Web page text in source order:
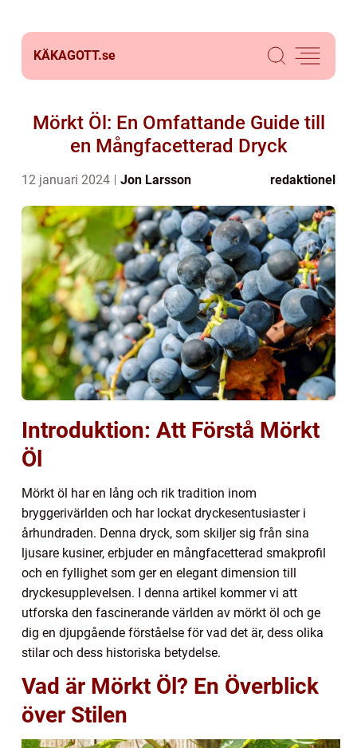
KÄKAGOTT.se
Mörkt Öl: En Omfattande Guide till
en Mångfacetterad Dryck
12 januari 2024 Jon Larsson redaktionel
Introduktion: Att Förstå Mörkt
Öl
Mörkt öl har en lång och rik tradition inom
bryggerivärlden och har lockat dryckesentusiaster i
århundraden. Denna dryck, som skiljer sig från sina
ljusare kusiner, erbjuder en mångfacetterad smakprofil
och en fyllighet som ger en elegant dimension till
dryckesupplevelsen. I denna artikel kommer vi att
utforska den fascinerande världen av mörkt öl och ge
dig en djupgående förståelse för vad det är, dess olika
stilar och dess historiska betydelse.
Vad är Mörkt Öl? En Överblick
över Stilen